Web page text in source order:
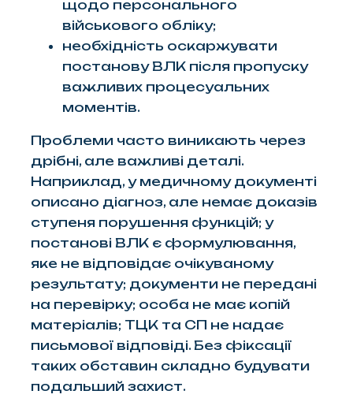
щодо персонального
військового обліку;
необхідність оскаржувати
постанову ВЛК після пропуску
важливих процесуальних
моментів.
Проблеми часто виникають через
дрібні, але важливі деталі.
Наприклад, у медичному документі
описано діагноз, але немає доказів
ступеня порушення функцій; у
постанові ВЛК є формулювання,
яке не відповідає очікуваному
результату; документи не передані
на перевірку; особа не має копій
матеріалів; ТЦК та СП не надає
письмової відповіді. Без фіксації
таких обставин складно будувати
подальший захист.